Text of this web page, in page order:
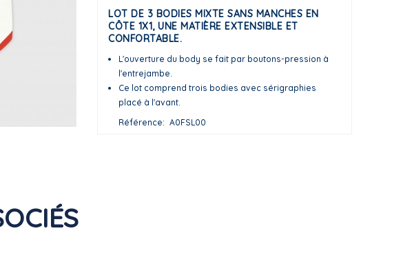
LOT DE 3 BODIES MIXTE SANS MANCHES EN
CÔTE 1X1, UNE MATIÈRE EXTENSIBLE ET
CONFORTABLE.
L'ouverture du body se fait par boutons-pression à
l'entrejambe.
Ce lot comprend trois bodies avec sérigraphies
placé à l'avant.
Référence
A0FSL00